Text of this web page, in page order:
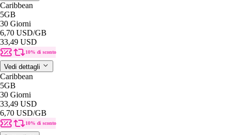
Caribbean
5GB
30 Giorni
6,70 USD/GB
33,49 USD
10% di sconto
Vedi dettagli
Caribbean
5GB
30 Giorni
33,49 USD
6,70 USD/GB
10% di sconto